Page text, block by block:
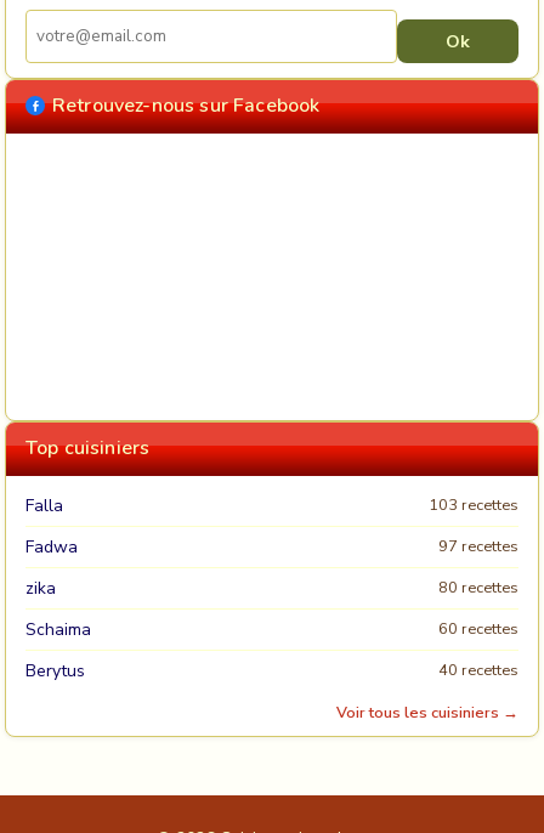
Retrouvez-nous sur Facebook
Top cuisiniers
Falla 103 recettes
Fadwa 97 recettes
zika 80 recettes
Schaima 60 recettes
Berytus
40 recettes
Voir tous les cuisiniers →